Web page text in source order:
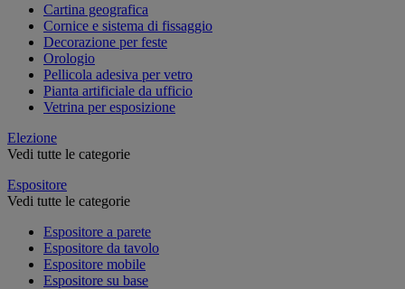
Cartina geografica
Cornice e sistema di fissaggio
Decorazione per feste
Orologio
Pellicola adesiva per vetro
Pianta artificiale da ufficio
Vetrina per esposizione
Elezione
Vedi tutte le categorie
Espositore
Vedi tutte le categorie
Espositore a parete
Espositore da tavolo
Espositore mobile
Espositore su base